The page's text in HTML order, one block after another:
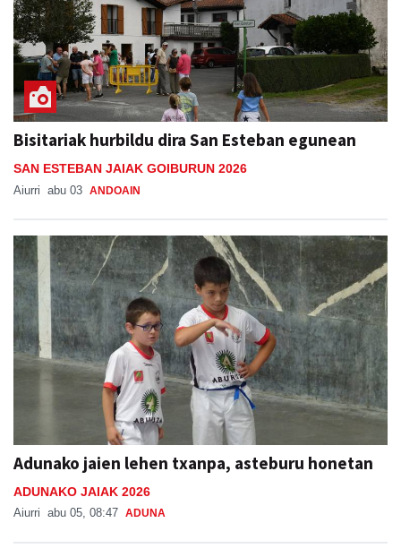
Bisitariak hurbildu dira San Esteban egunean
SAN ESTEBAN JAIAK GOIBURUN 2026
Aiurri abu 03 ANDOAIN
Adunako jaien lehen txanpa, asteburu honetan
ADUNAKO JAIAK 2026
Aiurri abu 05, 08:47 ADUNA